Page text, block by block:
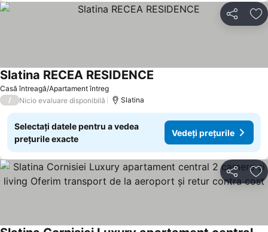
Distribuiți
Casă întreagă/Apartament întreg
Slatina RECEA RESIDENCE
/ Nicio evaluare disponibilă Slatina
Selectați datele pentru a vedea
prețurile exacte
Vedeți prețurile
Distribuiți